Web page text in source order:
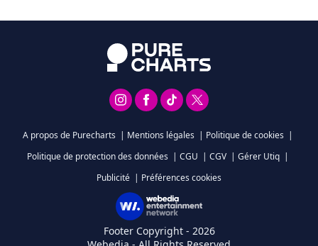
A propos de Purecharts | Mentions légales | Politique de cookies |
Politique de protection des données | CGU | CGV | Gérer Utiq |
Publicité | Préférences cookies
Footer Copyright - 2026